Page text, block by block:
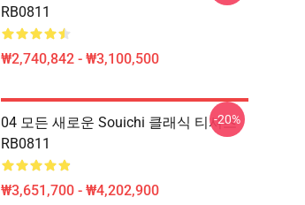
RB0811
₩2,740,842 - ₩3,100,500
04 모든 새로운 Souichi 클래식 티셔츠
RB0811
₩3,651,700 - ₩4,202,900
-20%